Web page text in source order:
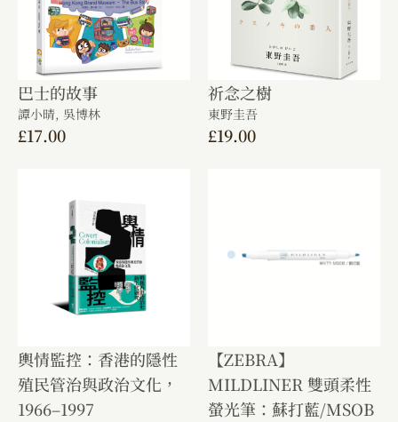
巴士的故事
譚小晴, 吳博林
£17.00
祈念之樹
東野圭吾
£19.00
輿情監控：香港的隱性
殖民管治與政治文化，
1966–1997
【ZEBRA】
MILDLINER 雙頭柔性
螢光筆：蘇打藍/MSOB